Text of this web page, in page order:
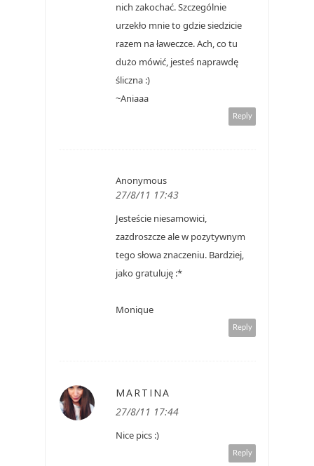
nich zakochać. Szczególnie
urzekło mnie to gdzie siedzicie
razem na ławeczce. Ach, co tu
dużo mówić, jesteś naprawdę
śliczna :)
~Aniaaa
Reply
Anonymous
27/8/11 17:43
Jesteście niesamowici,
zazdroszcze ale w pozytywnym
tego słowa znaczeniu. Bardziej,
jako gratuluję :*
Monique
Reply
MARTINA
27/8/11 17:44
Nice pics :)
Reply